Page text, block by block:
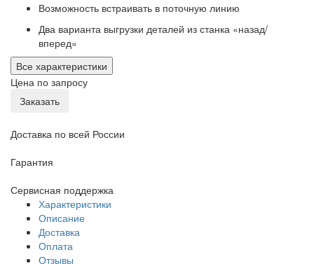
Возможность встраивать в поточную линию
Два варианта выгрузки деталей из станка «назад/
вперед»
Все характеристики
Цена по запросу
Заказать
Доставка по всей России
Гарантия
Сервисная поддержка
Характеристики
Описание
Доставка
Оплата
Отзывы